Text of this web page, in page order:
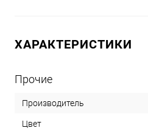
ХАРАКТЕРИСТИКИ
Прочие
Производитель
Цвет